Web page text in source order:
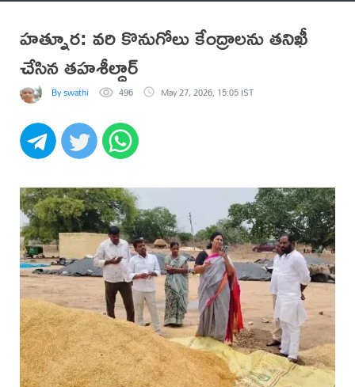
హత్నూర: వరి కొనుగోలు కేంద్రాలను తనిఖీ
చేసిన తహశీల్దార్
By swathi 496 May 27, 2026, 15:05 IST